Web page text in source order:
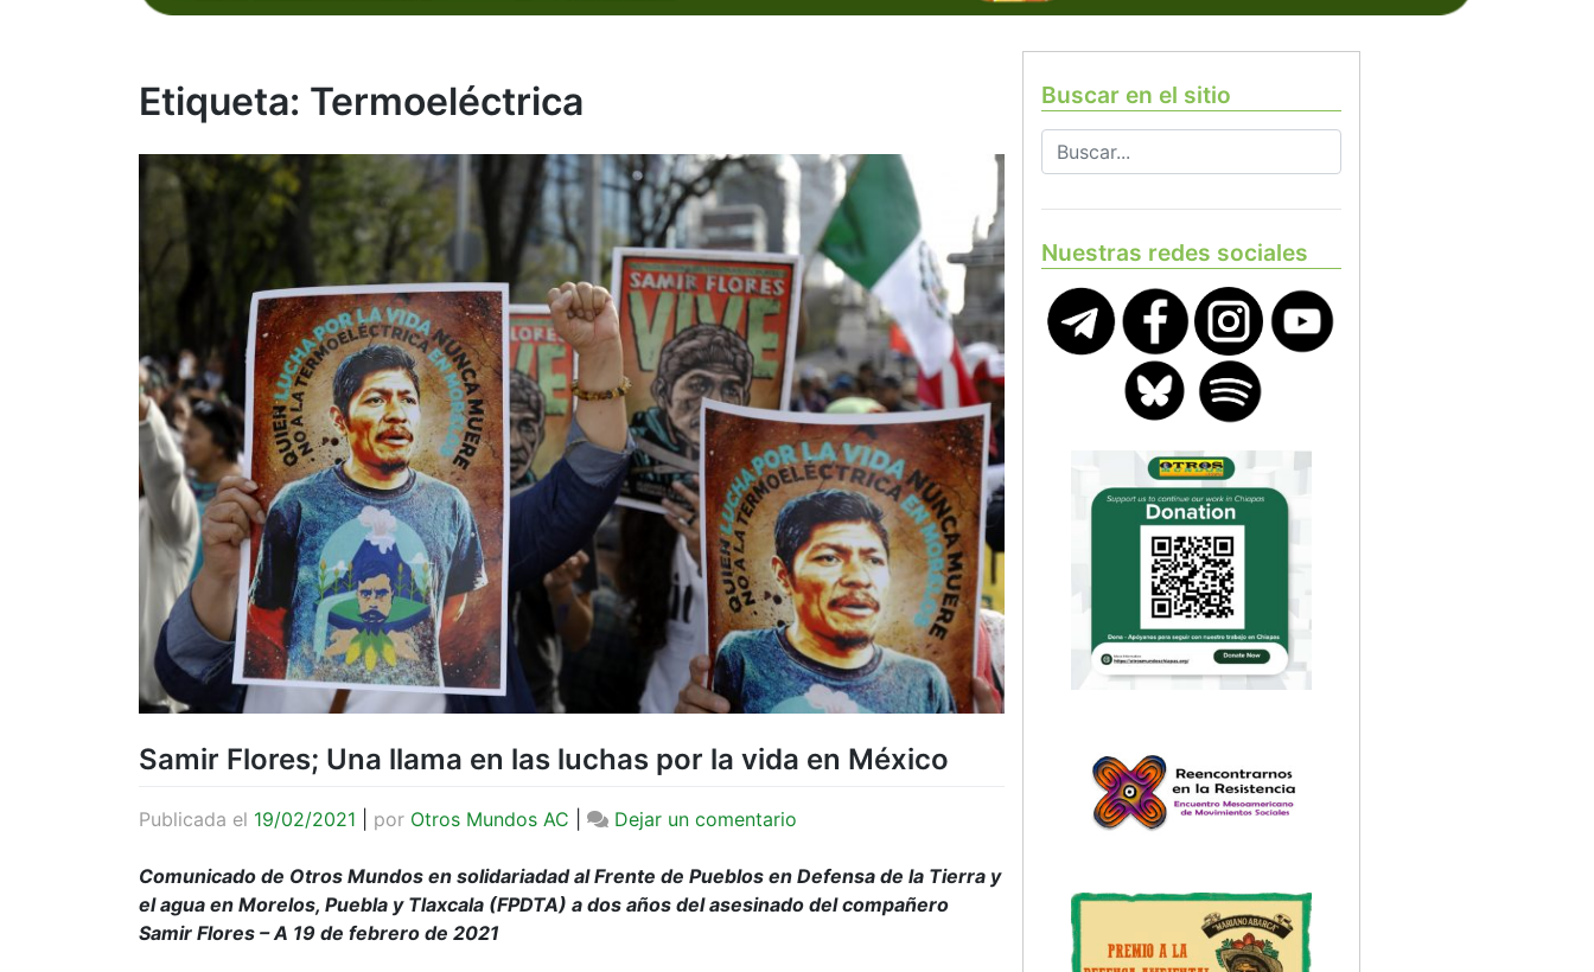
Etiqueta: Termoeléctrica
Samir Flores; Una llama en las luchas por la vida en México
Publicada el 19/02/2021 por Otros Mundos AC Dejar un comentario
Flores;
Una
Comunicado de Otros Mundos en solidariadad al Frente de Pueblos en Defensa de la Tierra y
el agua en Morelos, Puebla y Tlaxcala (FPDTA) a dos años del asesinado del compañero
Samir Flores – A 19 de febrero de 2021
Buscar en el sitio
Nuestras redes sociales